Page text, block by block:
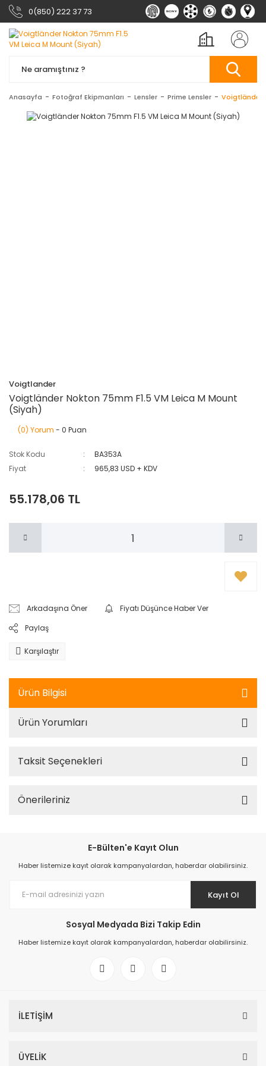
0(850) 222 37 73
Anasayfa Fotoğraf Ekipmanları Lensler Prime Lensler Voigtländer
Voigtlander
Voigtländer Nokton 75mm F1.5 VM Leica M Mount
(Siyah)
(0) Yorum - 0 Puan
Stok Kodu
BA353A
Fiyat
965,83 USD + KDV
55.178,06 TL
Arkadaşına Öner
Fiyatı Düşünce Haber Ver
Paylaş
Karşılaştır
Ürün Bilgisi
Ürün Yorumları
Taksit Seçenekleri
Önerileriniz
E-Bülten'e Kayıt Olun
Haber listemize kayıt olarak kampanyalardan, haberdar olabilirsiniz.
Kayıt Ol
Sosyal Medyada Bizi Takip Edin
Haber listemize kayıt olarak kampanyalardan, haberdar olabilirsiniz.
İLETİŞİM
ÜYELİK